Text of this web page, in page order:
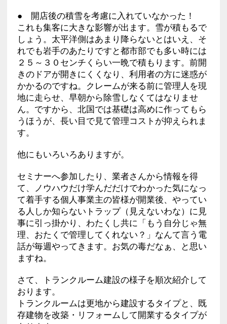
● 開店後の積雪を考慮に入れていなかった！
これも集客に大きな影響が出ます。雪が積もるで
しょう。太平洋側はあまり降らないとはいえ、そ
れでも岩手のあたりですと都市部でも多い時には
２５～３０センチくらい一晩で積もります。前開
きのドアが開きにくくなり、利用者の方に迷惑が
かかるのですね。クレームが来る前に管理人を現
地に走らせ、早朝から除雪しなくてはなりませ
ん。ですから、北国では基礎は高めに作ってもら
うほうが、長い目で見て管理コストが抑えられま
す。
他にもいろいろありますが。
セミナーへ参加したり、業者さんから情報を得
て、ノウハウだけ学んだだけでわかった気になっ
て着手する個人事業主の皆様が開業後、やってい
る人しか知らないトラップ（見えないわな）に見
事に引っ掛かり、わたくし共に「もう自分じゃ無
理、おたくで管理してくれない？」なんて言う電
話が毎週やってきます。お気の毒だなぁ、と思い
ますね。
さて、トランクルーム建設の様子を順次紹介して
おります。
トランクルームは更地から建設するタイプと、既
存建物を改築・リフォームして開業するタイプが